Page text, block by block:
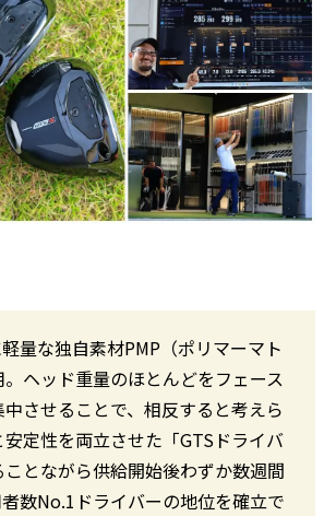
量な独自素材PMP（ポリマーマト
ヘッド重量のほとんどをフェース
させることで、相反すると考えら
定性を両立させた「GTSドライバ
とながら供給開始後わずか数週間
数No.1ドライバーの地位を確立で